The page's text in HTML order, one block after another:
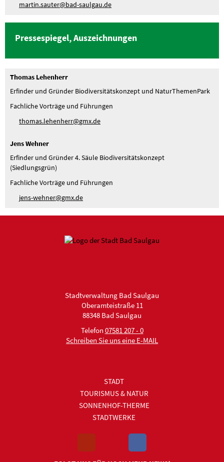
m rt n s t r b d-s lg d
Pressespiegel, Auszeichnungen
Thomas Lehenherr
Erfinder und Gründer Biodiversitätskonzept und NaturThemenPark
Fachliche Vorträge und Führungen
th m s l h nh rr gmxd
Jens Wehner
Erfinder und Gründer 4. Säule Biodiversitätskonzept
(Siedlungsgrün)
Fachliche Vorträge und Führungen
j ns-w hn r gmxd
Stadtverwaltung Bad Saulgau
Oberamteistraße 11
88348 Bad Saulgau
Telefon 07581 207 - 0
Schreiben Sie uns eine E-MAIL
STADT
TOURISMUS & NATUR
SONNENHOF-THERME
STADTWERKE